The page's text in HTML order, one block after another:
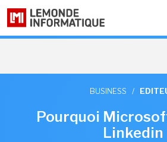
BUSINESS /
Pourquoi
Linkedin